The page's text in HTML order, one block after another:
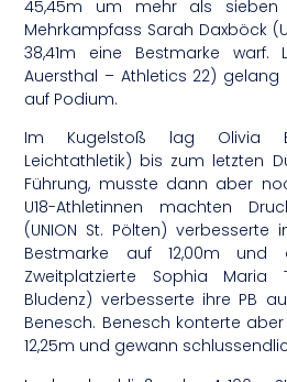
45,45m um mehr als sieben
Mehrkampfass Sarah Daxböck
38,41m eine Bestmarke warf.
Auersthal – Athletics 22)
auf Podium.
Im Kugelstoß lag Olivia
Leichtathletik) bis zum letzten
Führung, musste dann aber
U18-Athletinnen machten
(UNION St. Pölten) verbesserte
Bestmarke auf 12,00m
Zweitplatzierte Sophia Maria
Bludenz) verbesserte ihre PB
Benesch. Benesch konterte
12,25m und gewann